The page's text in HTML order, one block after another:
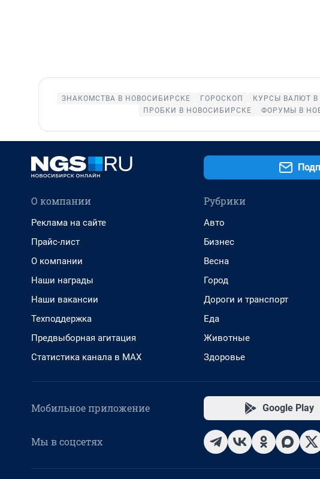
ЗНАКОМСТВА В НОВОСИБИРСКЕ ГОРОСКОП КУРСЫ ВАЛЮТ
ПРОБКИ В НОВОСИБИРСКЕ
ФОРУМЫ В
О компании
Реклама на сайте
Прайс-лист
О компании
Наши награды
Наши вакансии
Техподдержка
Предвыборная агитация
Статистика канала в MAX
Рубрики
Авто
Бизнес
Весна
Город
Дороги и транспорт
Еда
Животные
Здоровье
Мобильное приложение Google Play
Мы в соцсетях